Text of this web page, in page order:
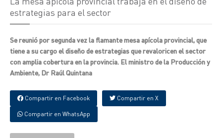
estrategias para el sector
Se reunió por segunda vez la flamante mesa apícola provincial, que
tiene a su cargo el diseño de estrategias que revaloricen el sector
con amplia cobertura en la provincia. El ministro de la Producción y
Ambiente, Dr Raúl Quintana
Compartir en Facebook Compartir en X
Compartir en WhatsApp